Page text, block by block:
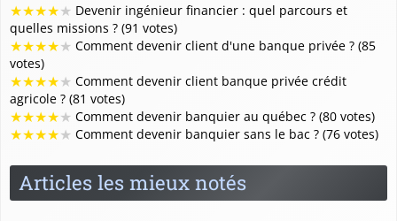
★★★★★ Devenir ingénieur financier : quel parcours et
quelles missions ? (91 votes)
★★★★★ Comment devenir client d'une banque privée ? (85
votes)
★★★★★ Comment devenir client banque privée crédit
agricole ? (81 votes)
★★★★★ Comment devenir banquier au québec ? (80 votes)
★★★★★ Comment devenir banquier sans le bac ? (76 votes)
Articles les mieux notés